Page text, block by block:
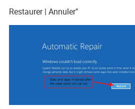
Restaurer | Annuler"